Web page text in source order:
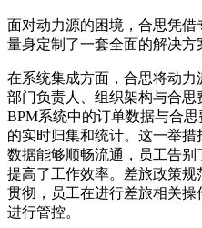
面对动力源的困境，合思凭
量身定制了一套全面的解决方
在系统集成方面，合思将动力
部门负责人、组织架构与合
BPM系统中的订单数据与合
的实时归集和统计。这一举
数据能够顺畅流通，员工告
提高了工作效率。差旅政策
贯彻，员工在进行差旅相关
进行管控。